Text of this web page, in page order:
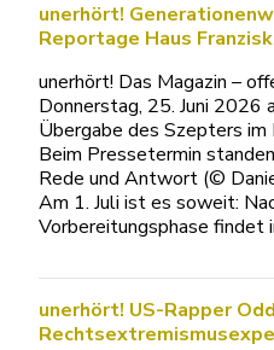
unerhört!
Reportage Haus
unerhört! Das Magazin –
Donnerstag, 25. Juni 2026
Übergabe des Szepters im
Beim Pressetermin
Rede und Antwort (©
Am 1. Juli ist es soweit:
Vorbereitungsphase findet
unerhört! US-Rapper